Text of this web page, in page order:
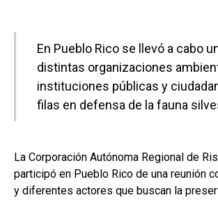
En Pueblo Rico se llevó a cabo
distintas organizaciones
instituciones públicas y
filas en defensa de la fauna
La Corporación Autónoma Regional de
participó en Pueblo Rico de una reunión
y diferentes actores que buscan la